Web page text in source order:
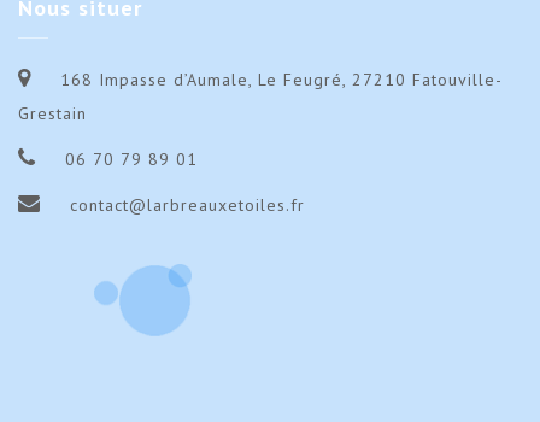
Nous situer
168 Impasse d’Aumale, Le Feugré, 27210 Fatouville-
Grestain
06 70 79 89 01
contact@larbreauxetoiles.fr